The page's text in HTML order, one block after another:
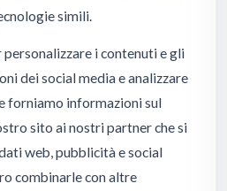
simili.
i contenuti e gli
dei social media e analizzare
forniamo informazioni sul
sito ai nostri partner che si
web, pubblicità e social
combinarle con altre